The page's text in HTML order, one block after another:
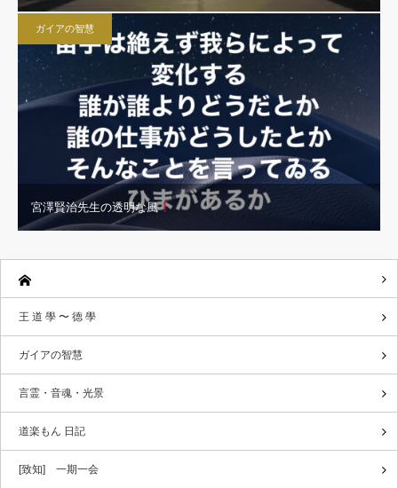
ガイアの智慧
宮澤賢治先生の透明な風
王 道 學 〜 德 學
ガイアの智慧
言霊・音魂・光景
道楽もん 日記
[致知] 一期一会